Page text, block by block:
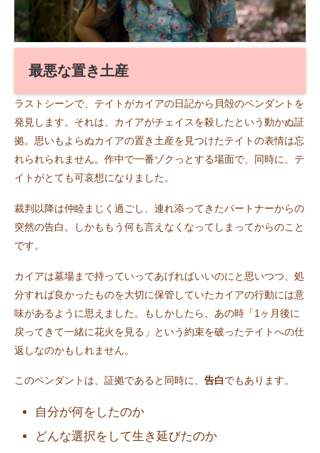
最悪な置き土産
ラストシーンで、テイトがカイアの日記から貝殻のペンダントを
発見します。それは、カイアがチェイスを殺したという動かぬ証
拠。思いもよらぬカイアの置き土産を見つけたテイトの表情は忘
れられられません。作中で一番ゾクっとする場面で、同時に、テ
イトがとても可哀想になりました。
裁判以降は仲睦まじく過ごし、連れ添ってきたパートナーからの
突然の告白。しかももう何も言えなくなってしまってからのこと
です。
カイアは墓場まで持っていってあげればいいのにと思いつつ、処
分すれば良かったものを大切に保管していたカイアの行動には意
味があるように思えました。もしかしたら、あの時「1ヶ月後に
戻ってきて一緒に花火を見る」という約束を破ったテイトへの仕
返しなのかもしれません。
このペンダントは、証拠であると同時に、 告白でもあります。
自分が何をしたのか
どんな選択をして生き延びたのか